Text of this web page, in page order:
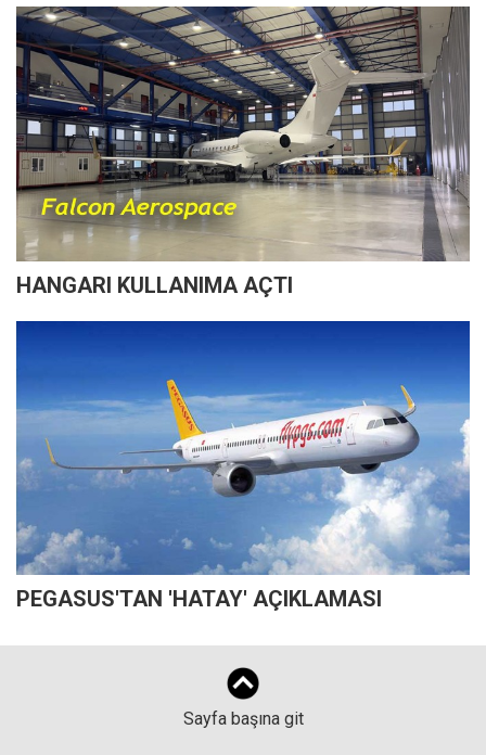
HANGARI KULLANIMA AÇTI
PEGASUS'TAN 'HATAY' AÇIKLAMASI
Sayfa başına git